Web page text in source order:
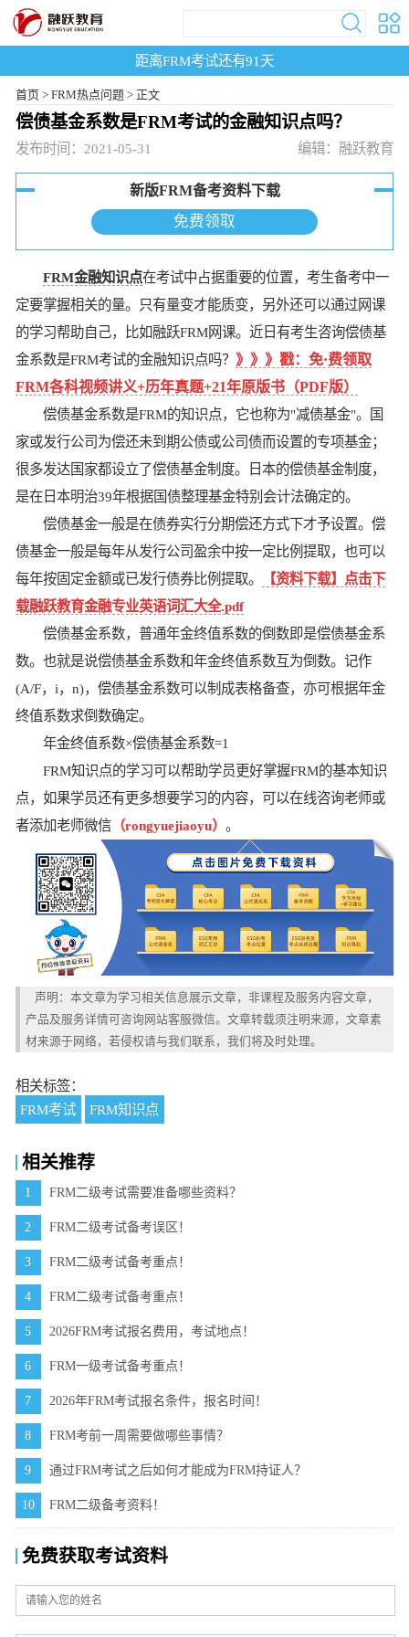
距离FRM考试还有91 天
首页> FRM热点问题 > 正文
偿债基金系数是FRM考试的金融知识点吗？
发布时间：2021-05-31 编辑：融跃教育
新版FRM备考资料下载
免费领取
FRM金融知识点在考试中占据重要的位置，考生备考中一
定要掌握相关的量。只有量变才能质变，另外还可以通过网课
的学习帮助自己，比如融跃FRM网课。近日有考生咨询偿债基
金系数是FRM考试的金融知识点吗？ 》》》戳：免·费领取
FRM各科视频讲义+历年真题+21年原版书（PDF版）
偿债基金系数是FRM的知识点，它也称为"减债基金"。国
家或发行公司为偿还未到期公债或公司债而设置的专项基金；
很多发达国家都设立了偿债基金制度。日本的偿债基金制度，
是在日本明治39年根据国债整理基金特别会计法确定的。
偿债基金一般是在债券实行分期偿还方式下才予设置。偿
债基金一般是每年从发行公司盈余中按一定比例提取，也可以
每年按固定金额或已发行债券比例提取。
【资料下载】点击下
载融跃教育金融专业英语词汇大全.pdf
偿债基金系数，普通年金终值系数的倒数即是偿债基金系
数。也就是说偿债基金系数和年金终值系数互为倒数。记作
(A/F，i，n)，偿债基金系数可以制成表格备查，亦可根据年金
终值系数求倒数确定。
年金终值系数×偿债基金系数=1
FRM知识点的学习可以帮助学员更好掌握FRM的基本知识
点，如果学员还有更多想要学习的内容，可以在线咨询老师或
者添加老师微信（rongyuejiaoyu） 。
声明：本文章为学习相关信息展示文章，非课程及服务内容文章，
产品及服务详情可咨询网站客服微信。文章转载须注明来源，文章素
材来源于网络，若侵权请与我们联系，我们将及时处理。
相关标签：
FRM考试
FRM知识点
相关推荐
1 FRM二级考试需要准备哪些资料？
2 FRM二级考试备考误区！
3 FRM二级考试备考重点！
4 FRM二级考试备考重点！
5 2026FRM考试报名费用，考试地点！
6 FRM一级考试备考重点！
7 2026年FRM考试报名条件，报名时间！
8 FRM考前一周需要做哪些事情？
9 通过FRM考试之后如何才能成为FRM持证人？
10 FRM二级备考资料！
免费获取考试资料